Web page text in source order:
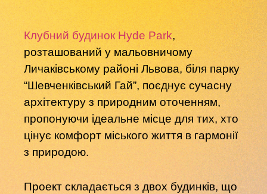
Клубний будинок Hyde Park,
розташований у мальовничому
Личаківському районі Львова, біля парку
“Шевченківський Гай”, поєднує сучасну
архітектуру з природним оточенням,
пропонуючи ідеальне місце для тих, хто
цінує комфорт міського життя в гармонії
з природою.
Проект складається з двох будинків, що